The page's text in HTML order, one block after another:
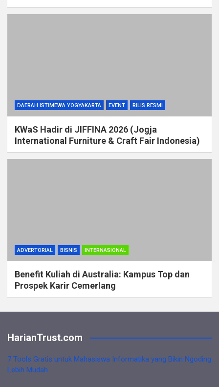
DAERAH ISTIMEWA YOGYAKARTA EVENT RILIS RESMI
KWaS Hadir di JIFFINA 2026 (Jogja
International Furniture & Craft Fair Indonesia)
ADVERTORIAL BISNIS INTERNASIONAL
Benefit Kuliah di Australia: Kampus Top dan
Prospek Karir Cemerlang
HarianTrust.com
7 Tools Gratis untuk Mahasiswa Informatika yang Bikin Ngoding
Lebih Mudah